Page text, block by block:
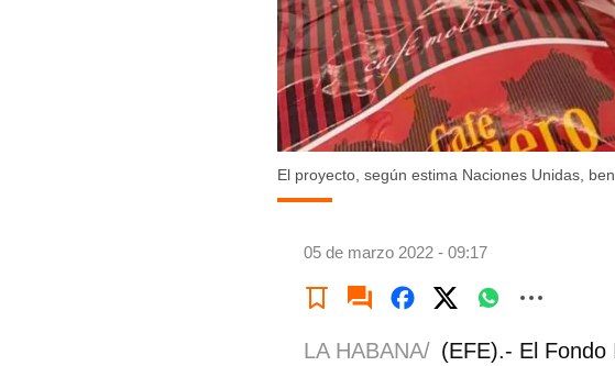
El proyecto, según estima Naciones Unidas,
05 de marzo 2022 - 09:17
LA HABANA/ (EFE).- El Fondo